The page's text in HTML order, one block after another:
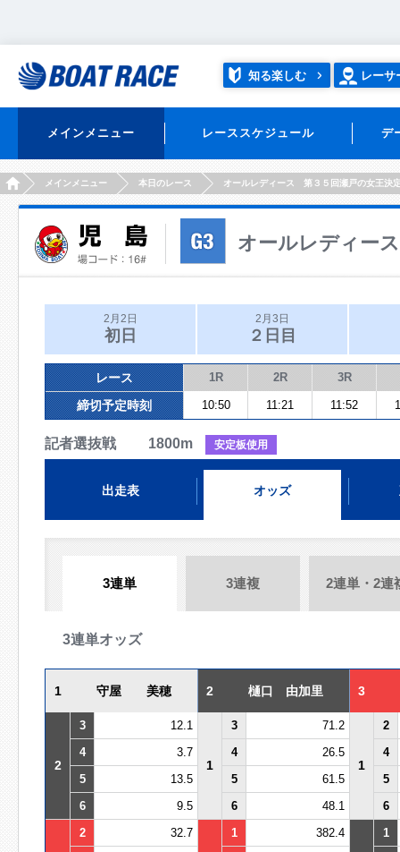
知る楽しむ レーサ
メインメニュー レーススケジュール デ
HOMEメインメニュー 本日のレース オールレディース 第３５回瀬戸の女王決
オールレディー
2月2日
初日
2月3日
２日目
レース 1R 2R 3R
締切予定時刻 10:50 11:21 11:52
記者選抜戦 1800m 安定板使用
出走表 オッズ
3連単 3連複 2連単・2連
3連単オッズ
1 守屋 美穂 2 樋口 由加里 3
2
3 12.1
1
3 71.2
1
2
4
3.7 4 26.5
4
5
13.5 5 61.5
5
6
9.5 6 48.1 6
2 32.7 1 382.4
1